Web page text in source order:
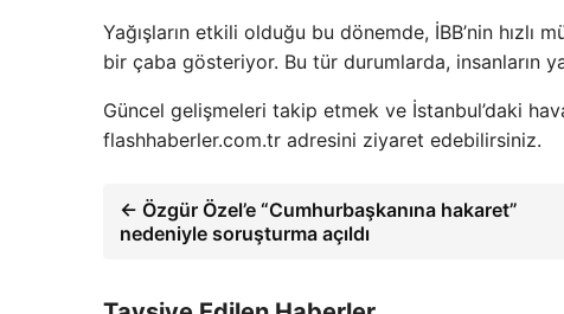
Yağışların etkili olduğu bu dönemde, İBB’nin
bir çaba gösteriyor. Bu tür durumlarda, insanların
Güncel gelişmeleri takip etmek ve İstanbul’daki
flashhaberler.com.tr adresini ziyaret edebilirsiniz.
← Özgür Özel’e “Cumhurbaşkanına hakaret”
nedeniyle soruşturma açıldı